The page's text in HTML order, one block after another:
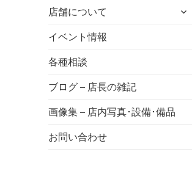
オフ | 子どもと一
緒にいながら自分
時間を*広島の託児
付きリフレッシュ
空間・コワーキン
グスペース・シェ
アスペース・レン
店舗について
サ
展
開
イベント情報
各種相談
ブログ – 店長の雑記
画像集 – 店内写真･設備･備品
お問い合わせ